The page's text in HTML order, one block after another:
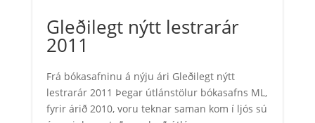
Gleðilegt nýtt lestrarár
2011
Frá bókasafninu á nýju ári Gleðilegt nýtt
lestrarár 2011 Þegar útlánstölur bókasafns ML,
fyrir árið 2010, voru teknar saman kom í ljós sú